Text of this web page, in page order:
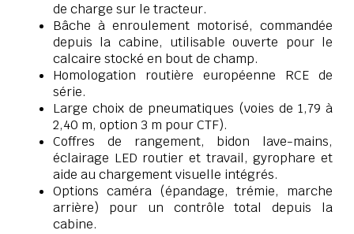
de charge sur le tracteur.
Bâche à enroulement motorisé, commandée
depuis la cabine, utilisable ouverte pour le
calcaire stocké en bout de champ.
Homologation routière européenne RCE de
série.
Large choix de pneumatiques (voies de 1,79 à
2,40 m, option 3 m pour CTF).
Coffres de rangement, bidon lave-mains,
éclairage LED routier et travail, gyrophare et
aide au chargement visuelle intégrés.
Options caméra (épandage, trémie, marche
arrière) pour un contrôle total depuis la
cabine.